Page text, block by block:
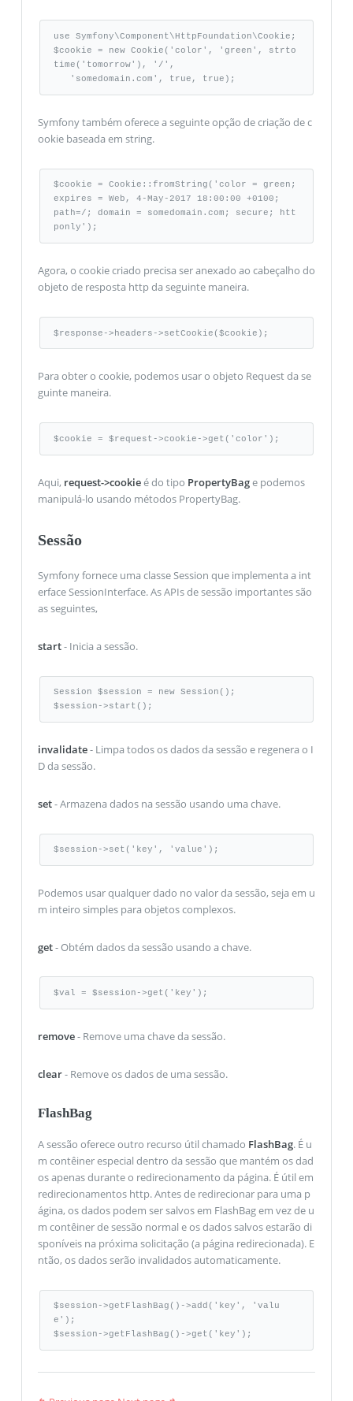
use Symfony\Component\HttpFoundation\Cookie;
$cookie = new Cookie('color', 'green', strto
time('tomorrow'), '/',
   'somedomain.com', true, true);
Symfony também oferece a seguinte opção de criação de c
ookie baseada em string.
$cookie = Cookie::fromString('color = green;
expires = Web, 4-May-2017 18:00:00 +0100;
path=/; domain = somedomain.com; secure; htt
ponly');
Agora, o cookie criado precisa ser anexado ao cabeçalho do
objeto de resposta http da seguinte maneira.
$response->headers->setCookie($cookie);
Para obter o cookie, podemos usar o objeto Request da se
guinte maneira.
$cookie = $request->cookie->get('color');
Aqui, request->cookieé do tipo PropertyBage podemos
manipulá-lo usando métodos PropertyBag.
Sessão
Symfony fornece uma classe Session que implementa a int
erface SessionInterface. As APIs de sessão importantes são
as seguintes,
start- Inicia a sessão.
Session $session = new Session();
$session->start();
invalidate- Limpa todos os dados da sessão e regenera o I
D da sessão.
set- Armazena dados na sessão usando uma chave.
$session->set('key', 'value');
Podemos usar qualquer dado no valor da sessão, seja em u
m inteiro simples para objetos complexos.
get- Obtém dados da sessão usando a chave.
$val = $session->get('key');
remove- Remove uma chave da sessão.
clear- Remove os dados de uma sessão.
FlashBag
A sessão oferece outro recurso útil chamado FlashBag. É u
m contêiner especial dentro da sessão que mantém os dad
os apenas durante o redirecionamento da página. É útil em
redirecionamentos http. Antes de redirecionar para uma p
ágina, os dados podem ser salvos em FlashBag em vez de u
m contêiner de sessão normal e os dados salvos estarão di
sponíveis na próxima solicitação (a página redirecionada). E
ntão, os dados serão invalidados automaticamente.
$session->getFlashBag()->add('key', 'valu
e');
$session->getFlashBag()->get('key');